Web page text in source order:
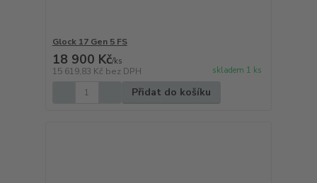
Glock 17 Gen 5 FS
18 900 Kč/ks
15 619,83 Kč bez DPH skladem 1 ks
Přidat do košíku